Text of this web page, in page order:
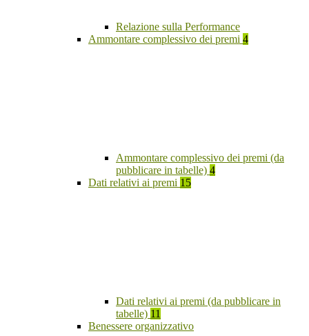
Relazione sulla Performance
Ammontare complessivo dei premi 4
Ammontare complessivo dei premi (da
pubblicare in tabelle) 4
Dati relativi ai premi 15
Dati relativi ai premi (da pubblicare in
tabelle) 11
Benessere organizzativo